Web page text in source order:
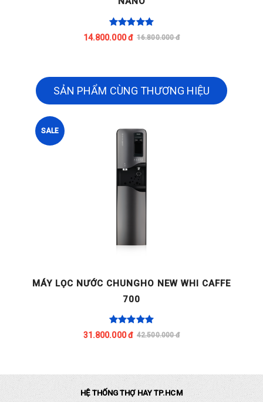
14.800.000 đ 16.800.000 đ
SẢN PHẨM CÙNG THƯƠNG HIỆU
SALE
MÁY LỌC NƯỚC CHUNGHO NEW WHI CAFFE
700
31.800.000 đ 42.500.000 đ
HỆ THỐNG THỢ HAY TP.HCM